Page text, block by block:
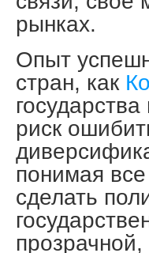
рынках.
Опыт
стран, как
риск
понимая
сделать